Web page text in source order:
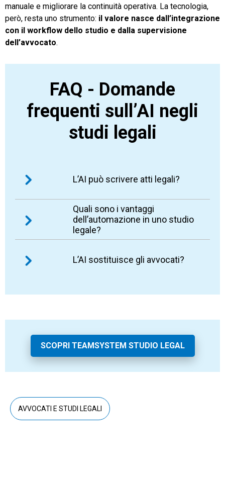
manuale e migliorare la continuità operativa. La tecnologia,
però, resta uno strumento: il valore nasce dall’integrazione
con il workflow dello studio e dalla supervisione
dell’avvocato.
FAQ - Domande
frequenti sull’AI negli
studi legali
L’AI può scrivere atti legali?
L’AI può aiutare a predisporre bozze, sintesi e
testi di supporto. La creazione degli atti è
particolarmente approfondita e consente
simile a quello utilizzato abitualmente dallo
contenuto, coerenza giuridica e correttezza.
Quali sono i vantaggi
dell’automazione in uno studio
legale?
passaggi manuali, migliore organizzazione
L’AI sostituisce gli avvocati?
No. L’AI supporta attività operative e ripetitive,
SCOPRI TEAMSYSTEM STUDIO LEGAL
AVVOCATI E STUDI LEGALI